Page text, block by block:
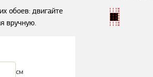
обоев: двигайте
вручную.
см